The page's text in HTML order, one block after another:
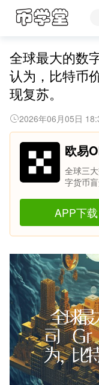
全球最大的数
认为，比特币
现复苏。
2026年06月05日
欧易
全球三
字货币
APP下载